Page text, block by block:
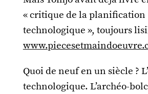
« critique de la planification
technologique », toujours
Quoi de neuf en un siècle ?
technologique. L’archéo-